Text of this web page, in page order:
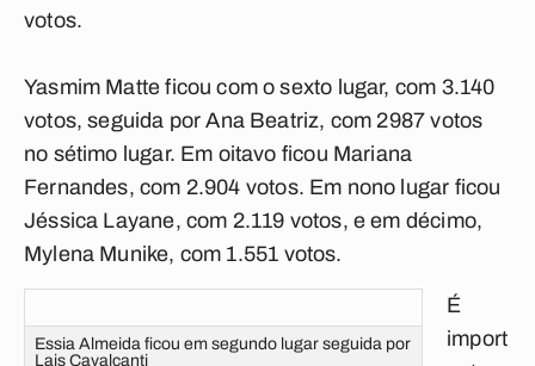
votos.
Yasmim Matte ficou com o sexto lugar, com 3.140
votos, seguida por Ana Beatriz, com 2987 votos
no sétimo lugar. Em oitavo ficou Mariana
Fernandes, com 2.904 votos. Em nono lugar ficou
Jéssica Layane, com 2.119 votos, e em décimo,
Mylena Munike, com 1.551 votos.
Essia Almeida ficou em segundo lugar seguida por
Lais Cavalcanti
É
import